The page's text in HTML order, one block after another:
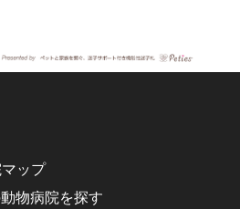
ップ
物病院を探す